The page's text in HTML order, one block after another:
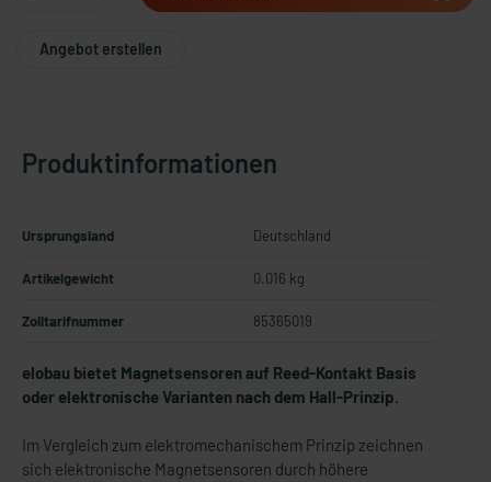
Angebot erstellen
Produktinformationen
Ursprungsland Deutschland
Artikelgewicht 0.016 kg
Zolltarifnummer 85365019
elobau bietet Magnetsensoren auf Reed-Kontakt Basis
oder elektronische Varianten nach dem Hall-Prinzip.
Im Vergleich zum elektromechanischem Prinzip zeichnen
sich elektronische Magnetsensoren durch höhere